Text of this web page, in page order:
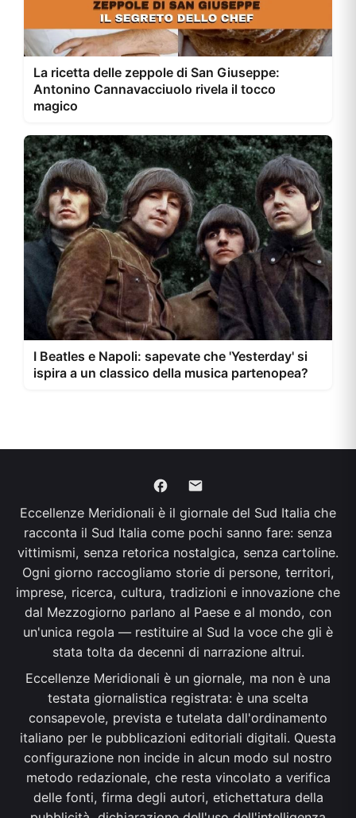
La ricetta delle zeppole di San Giuseppe:
Antonino Cannavacciuolo rivela il tocco
magico
I Beatles e Napoli: sapevate che 'Yesterday' si
ispira a un classico della musica partenopea?
Eccellenze Meridionali è il giornale del Sud Italia che
racconta il Sud Italia come pochi sanno fare: senza
vittimismi, senza retorica nostalgica, senza cartoline.
Ogni giorno raccogliamo storie di persone, territori,
imprese, ricerca, cultura, tradizioni e innovazione che
dal Mezzogiorno parlano al Paese e al mondo, con
un'unica regola — restituire al Sud la voce che gli è
stata tolta da decenni di narrazione altrui.
Eccellenze Meridionali è un giornale, ma non è una
testata giornalistica registrata: è una scelta
consapevole, prevista e tutelata dall'ordinamento
italiano per le pubblicazioni editoriali digitali. Questa
configurazione non incide in alcun modo sul nostro
metodo redazionale, che resta vincolato a verifica
delle fonti, firma degli autori, etichettatura della